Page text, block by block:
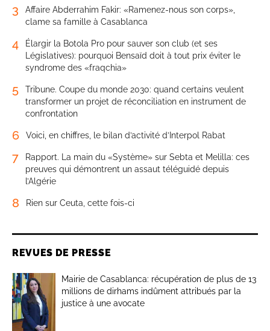
3
Affaire Abderrahim Fakir: «Ramenez-nous son corps»,
clame sa famille à Casablanca
4
Élargir la Botola Pro pour sauver son club (et ses
Législatives): pourquoi Bensaïd doit à tout prix éviter le
syndrome des «fraqchia»
5
Tribune. Coupe du monde 2030: quand certains veulent
transformer un projet de réconciliation en instrument de
confrontation
6 Voici, en chiffres, le bilan d’activité d’Interpol Rabat
7
Rapport. La main du «Système» sur Sebta et Melilla: ces
preuves qui démontrent un assaut téléguidé depuis
l’Algérie
8 Rien sur Ceuta, cette fois-ci
REVUES DE PRESSE
Mairie de Casablanca: récupération de plus de 13
millions de dirhams indûment attribués par la
justice à une avocate